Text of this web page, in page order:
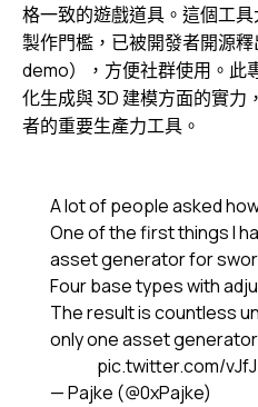
格一致的遊戲道具。這個工
製作門檻，已被開發者開源
demo），方便社群使用。此
化生成與 3D 建模方面的實力
者的重要生產力工具。
A lot of people asked
One of the first things I
asset generator for
Four base types with
The result is countless
only one asset generator
pic.twitter.com/
— Pajke (@0xPajke)